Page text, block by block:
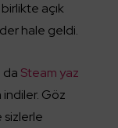
açık
hale geldi.
da Steam yaz
indiler. Göz
sizlerle